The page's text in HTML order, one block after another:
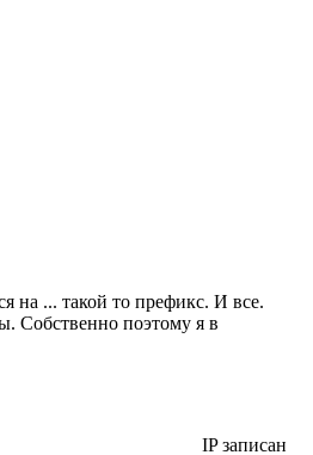
на ... такой то префикс. И все.
Собственно поэтому я в
IP записан